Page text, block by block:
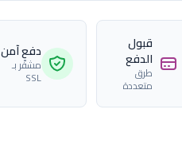
قبول
الدفع
طرق
متعددة
دفع آمن
مشفّر بـ
SSL